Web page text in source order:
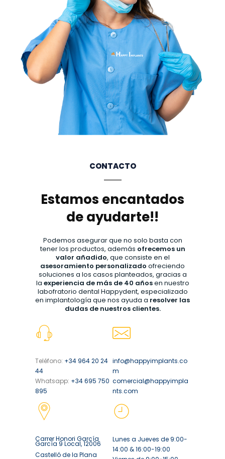
CONTACTO
Estamos encantados
de ayudarte!!
Podemos asegurar que no solo basta con
tener los productos, además ofrecemos un
valor añadido, que consiste en el
asesoramiento personalizado ofreciendo
soluciones a los casos planteados, gracias a
la experiencia de más de 40 añosen nuestro
labofratorio dental Happydent, especializado
en implantología que nos ayuda a resolver las
dudas de nuestros clientes.
Teléfono: +34 964 20 24
44
Whatsapp: +34 695 750
895
info@happyimplants.co
m
comercial@happyimpla
nts.com
Carrer Honori García
García 9 Local, 12006
Castelló de la Plana
Lunes a Jueves de 9:00-
14:00 & 16:00-19:00